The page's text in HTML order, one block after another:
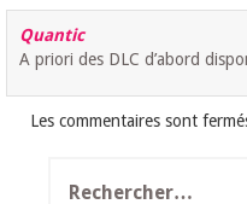
Quantic
A priori des DLC d’abord
Les commentaires sont